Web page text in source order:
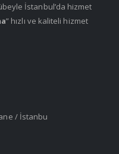
İstanbul’da hizmet
” hızlı ve kaliteli hizmet
/ İstanbu